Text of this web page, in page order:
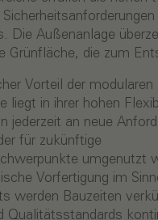
Sicherheitsanforderungen
Die Außenanlage
Grünfläche, die zum
Vorteil der
liegt in ihrer hohen
jederzeit an neue
für zukünftige
umgenutzt
Vorfertigung im
werden Bauzeiten
Qualitätsstandards